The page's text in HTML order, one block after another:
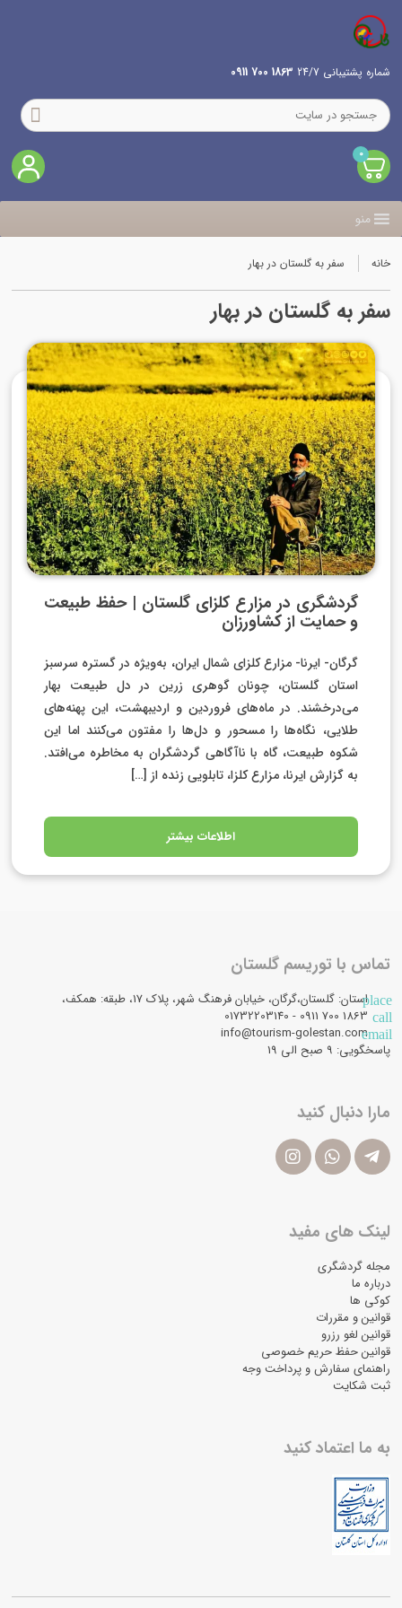
شماره پشتیبانی 24/7 1863 700 0911
0
منو
خانه سفر به گلستان در بهار
سفر به گلستان در بهار
گردشگری در مزارع کلزای گلستان | حفظ طبیعت
و حمایت از کشاورزان
گرگان- ایرنا- مزارع کلزای شمال ایران، به‌ویژه در گستره‌ سرسبز
استان گلستان، چونان گوهری زرین در دل طبیعت بهار
می‌درخشند. در ماه‌های فروردین و اردیبهشت، این پهنه‌های
طلایی، نگاه‌ها را مسحور و دل‌ها را مفتون می‌کنند اما این
شکوه طبیعت، گاه با ناآگاهی گردشگران به مخاطره می‌افتد.
به گزارش ایرنا، مزارع کلزا، تابلویی زنده از […]
اطلاعات بیشتر
تماس با توریسم گلستان
placeاستان: گلستان،گرگان، خیابان فرهنگ شهر، پلاک 17، طبقه: همکف،
call
email
info@tourism-golestan.com
پاسخگویی: ۹ صبح الی 19
مارا دنبال کنید
لینک های مفید
مجله گردشگری
درباره ما
کوکی ها
قوانین و مقررات
قوانین لغو رزرو
قوانین حفظ حریم خصوصی
راهنمای سفارش و پرداخت وجه
ثبت شکایت
به ما اعتماد کنید